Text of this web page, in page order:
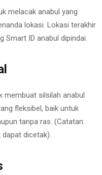
melacak anabul yang
lokasi. Lokasi terakhir
Smart ID anabul dipindai.
membuat silsilah anabul
fleksibel, baik untuk
tanpa ras. (Catatan:
dapat dicetak).